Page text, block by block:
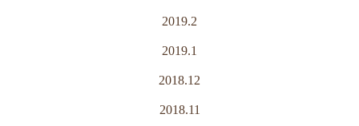
2019.2
2019.1
2018.12
2018.11